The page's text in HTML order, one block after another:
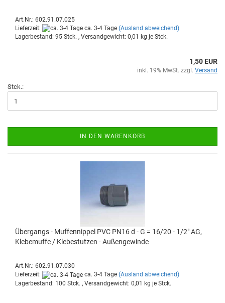
Art.Nr.: 602.91.07.025
Lieferzeit:
ca. 3-4 Tage (Ausland abweichend)
Lagerbestand: 95 Stck. , Versandgewicht: 0,01 kg je Stck.
1,50 EUR
inkl. 19% MwSt. zzgl. Versand
Stck.:
IN DEN WARENKORB
Über­gangs - Muf­fen­nip­pel PVC PN16 d - G = 16/20 - 1/2" AG,
Kle­be­muf­fe / Kle­be­stut­zen - Au­ßen­ge­win­de
Art.Nr.: 602.91.07.030
Lieferzeit:
ca. 3-4 Tage (Ausland abweichend)
Lagerbestand: 100 Stck. , Versandgewicht: 0,01 kg je Stck.